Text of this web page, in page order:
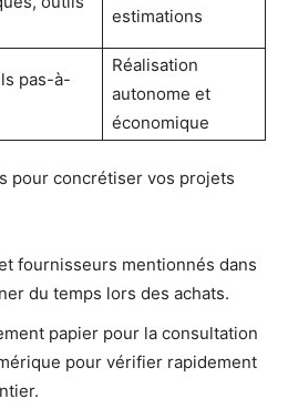
estimations
pas-à-
Réalisation
autonome et
économique
pour concrétiser vos projets
fournisseurs mentionnés dans
du temps lors des achats.
papier pour la consultation
pour vérifier rapidement